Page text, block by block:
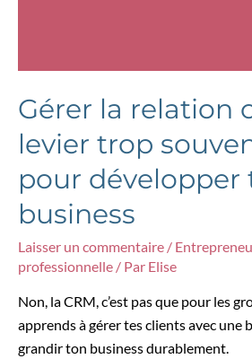
Gérer la relation
levier trop
pour développer
business
Laisser un commentaire /
professionnelle / Par Elise
Non, la CRM, c’est pas que pour les
apprends à gérer tes clients avec une
grandir ton business durablement.